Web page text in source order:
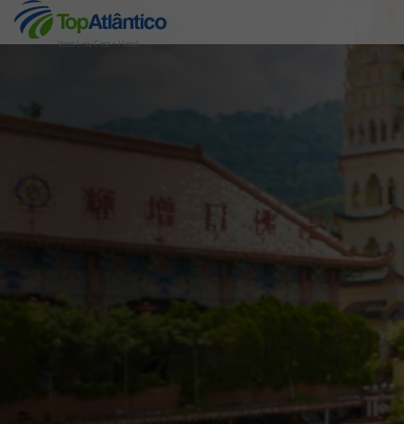
Voos Low Cost + Hotel
Destinos
Voos + Hotel
Pacotes de Férias